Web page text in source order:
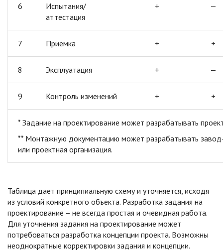
6
Испытания/
аттестация
+ —
7 Приемка + +
8 Эксплуатация + —
9 Контроль изменений + +
* Задание на проектирование может разрабатывать
** Монтажную документацию может разрабатывать завод-
или проектная организация.
Таблица дает принципиальную схему и уточняется, исходя
из условий конкретного объекта. Разработка задания на
проектирование – не всегда простая и очевидная работа.
Для уточнения задания на проектирование может
потребоваться разработка концепции проекта. Возможны
неоднократные корректировки задания и концепции.